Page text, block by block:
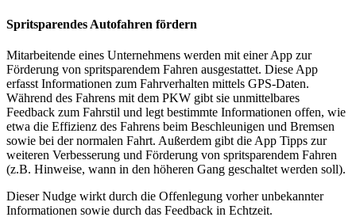
Spritsparendes Autofahren fördern
Mitarbeitende eines Unternehmens werden mit einer App zur
Förderung von spritsparendem Fahren ausgestattet. Diese App
erfasst Informationen zum Fahrverhalten mittels GPS-Daten.
Während des Fahrens mit dem PKW gibt sie unmittelbares
Feedback zum Fahrstil und legt bestimmte Informationen offen, wie
etwa die Effizienz des Fahrens beim Beschleunigen und Bremsen
sowie bei der normalen Fahrt. Außerdem gibt die App Tipps zur
weiteren Verbesserung und Förderung von spritsparendem Fahren
(z.B. Hinweise, wann in den höheren Gang geschaltet werden soll).
Dieser Nudge wirkt durch die Offenlegung vorher unbekannter
Informationen sowie durch das Feedback in Echtzeit.